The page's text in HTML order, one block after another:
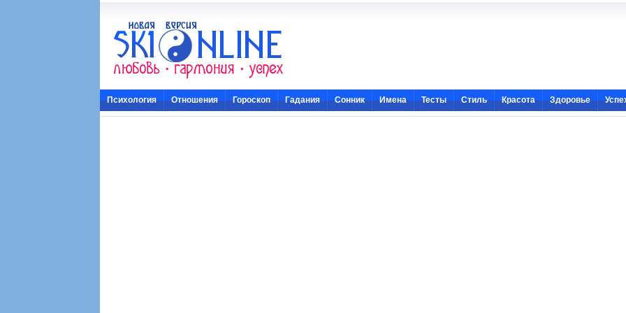
Психология Отношения Гороскоп Гадания Сонник Имена Тесты Стиль Красота Здоровье